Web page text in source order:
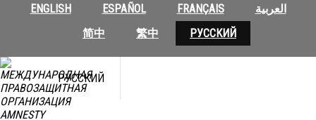
ENGLISH ESPAÑOL FRANÇAIS
العربية
简中
繁中 РУССКИЙ
РУССКИЙ